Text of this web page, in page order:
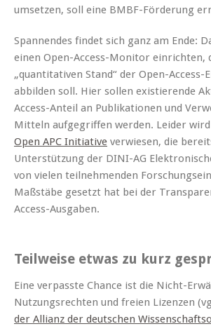
umsetzen, soll eine BMBF-Förderung
Spannendes findet sich ganz am Ende:
einen Open-Access-Monitor einrichten,
„quantitativen Stand“ der Open-Access-
abbilden soll. Hier sollen existierende
Access-Anteil an Publikationen und
Mitteln aufgegriffen werden. Leider
Open APC Initiative verwiesen, die
Unterstützung der DINI-AG
von vielen teilnehmenden
Maßstäbe gesetzt hat bei der
Access-Ausgaben.
Teilweise etwas zu kurz
Eine verpasste Chance ist die Nicht-
Nutzungsrechten und freien Lizenzen
der Allianz der deutschen